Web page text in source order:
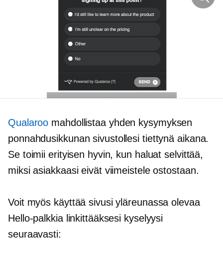
Qualaroo mahdollistaa yhden kysymyksen
ponnahdusikkunan sivustollesi tiettynä aikana.
Se toimii erityisen hyvin, kun haluat selvittää,
miksi asiakkaasi eivät viimeistele ostostaan.
Voit myös käyttää sivusi yläreunassa olevaa
Hello-palkkia linkittääksesi kyselyysi
seuraavasti: